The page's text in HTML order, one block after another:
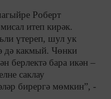
Роберт
итеп кирәк.
үтереп, шул ук
дә какмый. Чөнки
берлектә бара икән –
саклау
бирергә мөмкин”, -